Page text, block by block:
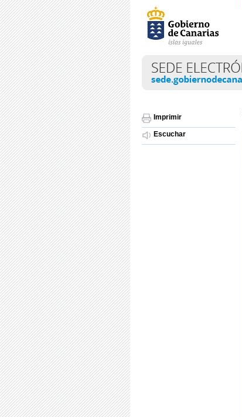
Imprimir
Escuchar